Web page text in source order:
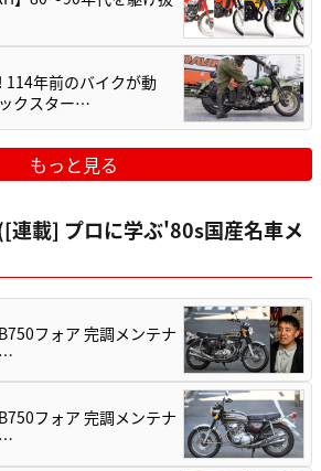
114年前のバイクが動
クスター…
もっと見る
連載] プロに学ぶ'80s国産名車メ
フォア 完調メンテナ
フォア 完調メンテナ